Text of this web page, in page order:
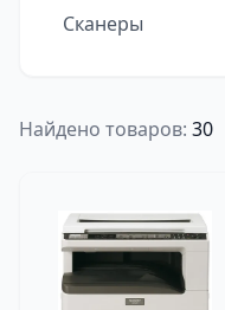
Сканеры
Найдено товаров: 30